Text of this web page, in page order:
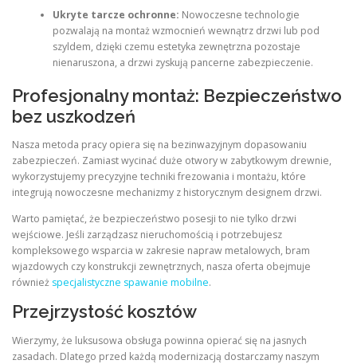
Ukryte tarcze ochronne: Nowoczesne technologie
pozwalają na montaż wzmocnień wewnątrz drzwi lub pod
szyldem, dzięki czemu estetyka zewnętrzna pozostaje
nienaruszona, a drzwi zyskują pancerne zabezpieczenie.
Profesjonalny montaż: Bezpieczeństwo
bez uszkodzeń
Nasza metoda pracy opiera się na bezinwazyjnym dopasowaniu
zabezpieczeń. Zamiast wycinać duże otwory w zabytkowym drewnie,
wykorzystujemy precyzyjne techniki frezowania i montażu, które
integrują nowoczesne mechanizmy z historycznym designem drzwi.
Warto pamiętać, że bezpieczeństwo posesji to nie tylko drzwi
wejściowe. Jeśli zarządzasz nieruchomością i potrzebujesz
kompleksowego wsparcia w zakresie napraw metalowych, bram
wjazdowych czy konstrukcji zewnętrznych, nasza oferta obejmuje
również specjalistyczne spawanie mobilne.
Przejrzystość kosztów
Wierzymy, że luksusowa obsługa powinna opierać się na jasnych
zasadach. Dlatego przed każdą modernizacją dostarczamy naszym